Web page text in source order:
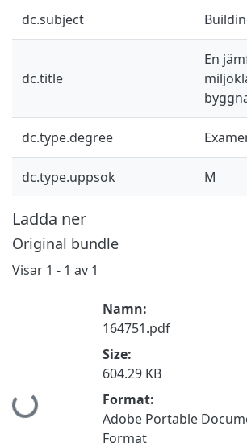
dc.subject
dc.title
En
dc.type.degree
dc.type.uppsok M
Ladda ner
Original bundle
Visar 1 - 1 av 1
Hämtar...
Namn:
164751.pdf
Size:
604.29 KB
Format:
Adobe Portable
Format